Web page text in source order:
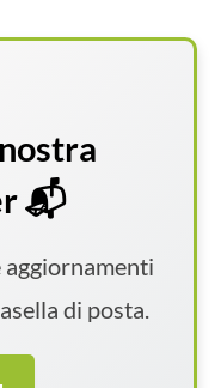
📬
di posta.